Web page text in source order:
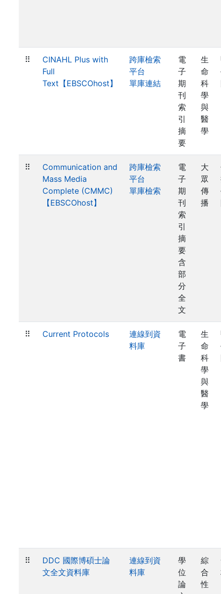
⠿
CINAHL Plus with
Full
Text【EBSCOhost】
跨庫檢索
平台
單庫連結
電
子
期
刊
索
引
摘
要
生
命
科
學
與
醫
學
⠿
Communication and
Mass Media
Complete (CMMC)
【EBSCOhost】
跨庫檢索
平台
單庫檢索
電
子
期
刊
索
引
摘
要
含
部
分
全
文
大
眾
傳
播
⠿ Current Protocols
連線到資
料庫
電
子
書
生
命
科
學
與
醫
學
⠿
DDC 國際博碩士論
文全文資料庫
連線到資
料庫
學
位
論
綜
合
性